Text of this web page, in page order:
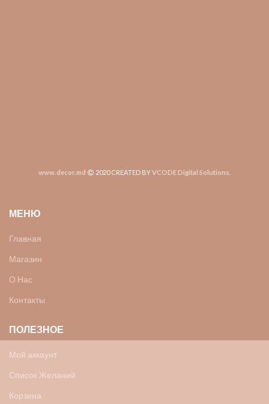
www.decor.md 2020 CREATED BYVCODE Digital Solutions
МЕНЮ
Главная
Магазин
О Нас
Контакты
ПОЛЕЗНОЕ
Мой аккаунт
Список Желаний
Корзина